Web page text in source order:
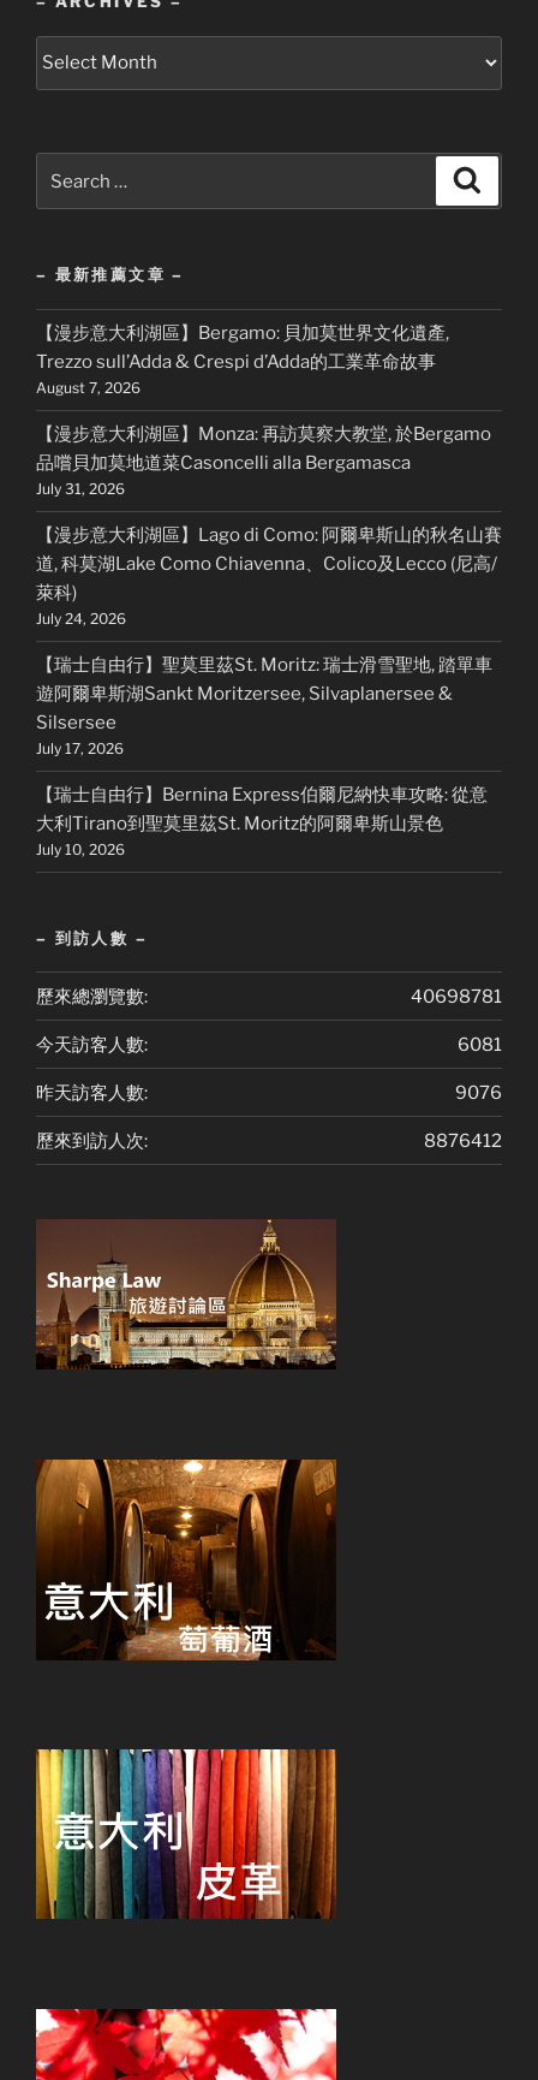
for:
– 最新推薦文章 –
【漫步意大利湖區】Bergamo: 貝加莫世界文化遺產,
Trezzo sull’Adda & Crespi d’Adda的工業革命故事
August 7, 2026
【漫步意大利湖區】Monza: 再訪莫察大教堂, 於Bergamo
品嚐貝加莫地道菜Casoncelli alla Bergamasca
July 31, 2026
【漫步意大利湖區】Lago di Como: 阿爾卑斯山的秋名山賽
道, 科莫湖Lake Como Chiavenna、Colico及Lecco (尼高/
萊科)
July 24, 2026
【瑞士自由行】聖莫里茲St. Moritz: 瑞士滑雪聖地, 踏單車
遊阿爾卑斯湖Sankt Moritzersee, Silvaplanersee &
Silsersee
July 17, 2026
【瑞士自由行】Bernina Express伯爾尼納快車攻略: 從意
大利Tirano到聖莫里茲St. Moritz的阿爾卑斯山景色
July 10, 2026
– 到訪人數 –
40698781
歷來總瀏覽數:
6081
今天訪客人數:
9076
昨天訪客人數:
8876412
歷來到訪人次: